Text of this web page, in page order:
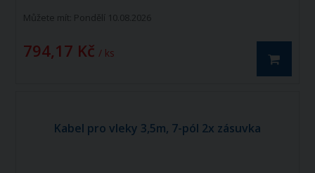
Můžete mít: Pondělí 10.08.2026
794,17 Kč / ks
Kabel pro vleky 3,5m, 7-pól 2x zásuvka